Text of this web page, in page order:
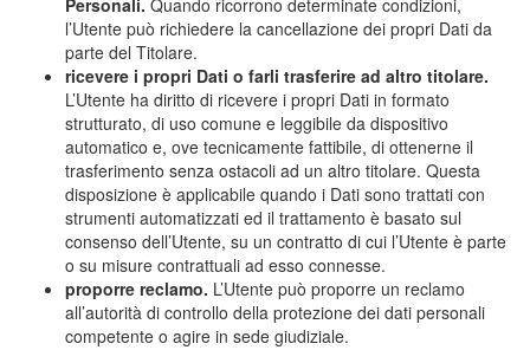
Personali. Quando ricorrono determinate condizioni,
l’Utente può richiedere la cancellazione dei propri Dati da
parte del Titolare.
ricevere i propri Dati o farli trasferire ad altro titolare.
L’Utente ha diritto di ricevere i propri Dati in formato
strutturato, di uso comune e leggibile da dispositivo
automatico e, ove tecnicamente fattibile, di ottenerne il
trasferimento senza ostacoli ad un altro titolare. Questa
disposizione è applicabile quando i Dati sono trattati con
strumenti automatizzati ed il trattamento è basato sul
consenso dell’Utente, su un contratto di cui l’Utente è parte
o su misure contrattuali ad esso connesse.
proporre reclamo. L’Utente può proporre un reclamo
all’autorità di controllo della protezione dei dati personali
competente o agire in sede giudiziale.